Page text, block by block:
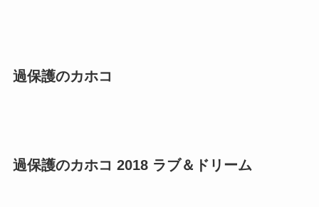
過保護のカホコ
過保護のカホコ 2018 ラブ＆ドリーム